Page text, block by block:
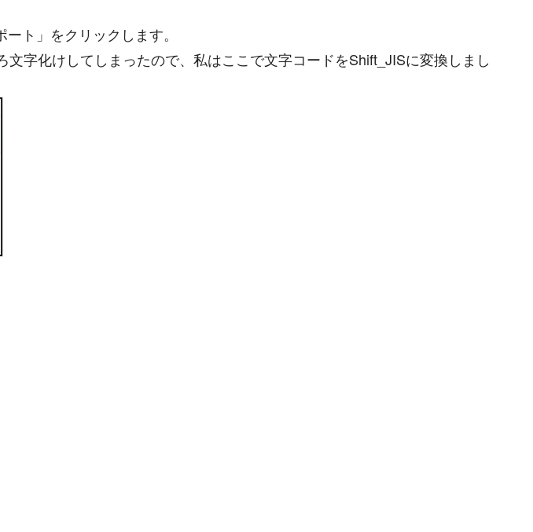
ト」をクリックします。
字化けしてしまったので、私はここで文字コードをShift_JISに変換しまし